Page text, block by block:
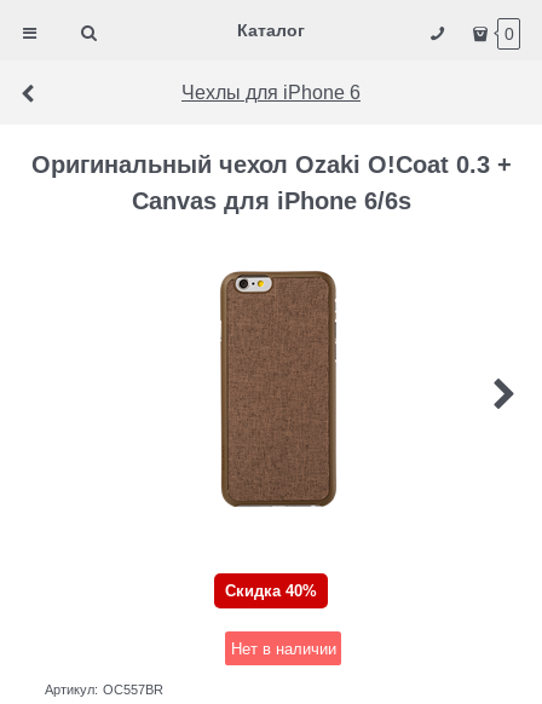
Каталог 0
Чехлы для iPhone 6
Оригинальный чехол Ozaki O!Coat 0.3 +
Canvas для iPhone 6/6s
Скидка 40%
Нет в наличии
Артикул: OC557BR